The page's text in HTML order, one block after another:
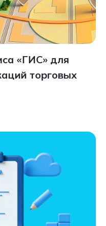
«ГИС» для
торговых